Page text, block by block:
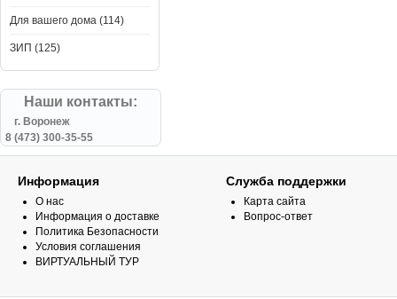
Для вашего дома (114)
ЗИП (125)
Наши контакты:
г. Воронеж
8 (473) 300-35-55
Информация
О нас
Информация о доставке
Политика Безопасности
Условия соглашения
ВИРТУАЛЬНЫЙ ТУР
Служба поддержки
Карта сайта
Вопрос-ответ